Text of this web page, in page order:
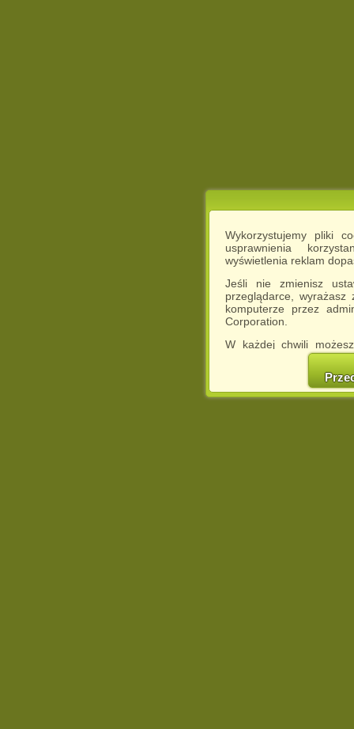
Wykorzystujemy pliki
usprawnienia
wyświetlenia reklam
Jeśli nie zmienisz
przeglądarce,
komputerze przez
Corporation.
W każdej chwili
cookies w swojej
w naszej
http://chomikuj.pl/